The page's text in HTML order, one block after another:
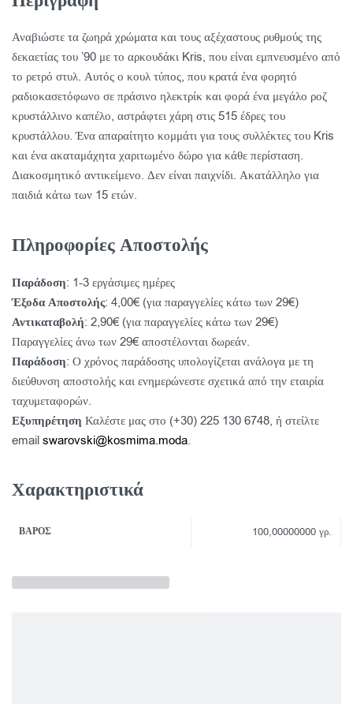
Αναβιώστε τα ζωηρά χρώματα και τους αξέχαστους ρυθμούς της
δεκαετίας του ’90 με το αρκουδάκι Kris, που είναι εμπνευσμένο από
το ρετρό στυλ. Αυτός ο κουλ τύπος, που κρατά ένα φορητό
ραδιοκασετόφωνο σε πράσινο ηλεκτρίκ και φορά ένα μεγάλο ροζ
κρυστάλλινο καπέλο, αστράφτει χάρη στις 515 έδρες του
κρυστάλλου. Ένα απαραίτητο κομμάτι για τους συλλέκτες του Kris
και ένα ακαταμάχητα χαριτωμένο δώρο για κάθε περίσταση.
Διακοσμητικό αντικείμενο. Δεν είναι παιχνίδι. Ακατάλληλο για
παιδιά κάτω των 15 ετών.
Πληροφορίες Αποστολής
Παράδοση: 1-3 εργάσιμες ημέρες
Έξοδα Αποστολής: 4,00€ (για παραγγελίες κάτω των 29€)
Αντικαταβολή: 2,90€ (για παραγγελίες κάτω των 29€)
Παραγγελίες άνω των 29€ αποστέλονται δωρεάν.
Παράδοση: Ο χρόνος παράδοσης υπολογίζεται ανάλογα με τη
διεύθυνση αποστολής και ενημερώνεστε σχετικά από την εταιρία
ταχυμεταφορών.
Εξυπηρέτηση Καλέστε μας στο (+30) 225 130 6748, ή στείλτε
email swarovski@kosmima.moda.
Χαρακτηριστικά
ΒΆΡΟΣ 100,00000000 γρ.